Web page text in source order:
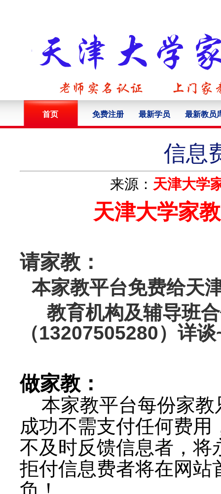
首页 免费注册 最新学员 最新教员
信息
来源： 天津大学
天津大学家
请家教：
本家教平台免费给天
教育机构及辅导班合
（13207505280）详谈
做家教：
本家教平台每份家
成功不需支付任何费
不及时反馈信息者，将
拒付信息费者将在网站